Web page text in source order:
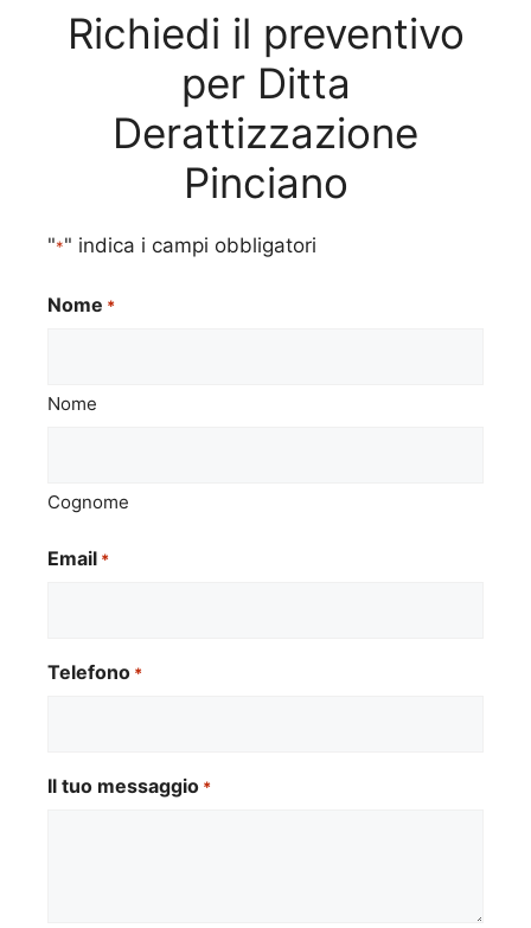
Richiedi il preventivo
per Ditta
Derattizzazione
Pinciano
"*" indica i campi obbligatori
Nome *
Nome
Cognome
Email *
Telefono *
Il tuo messaggio *